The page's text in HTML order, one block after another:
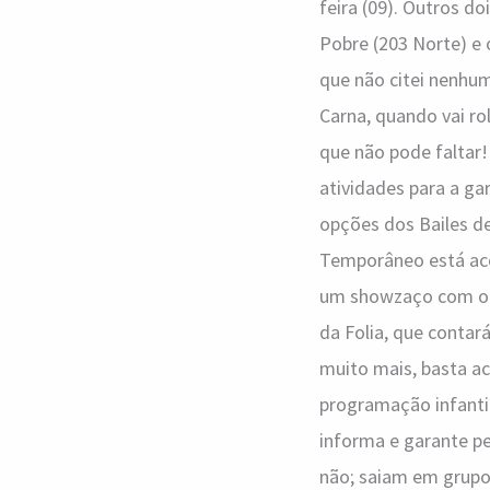
feira (09). Outros
Pobre (203 Norte)
que não citei
Carna, quando vai
que não pode
atividades para a
opções dos Bailes
Temporâneo está
um showzaço com
da Folia, que
muito mais, basta
programação
informa e garante
não; saiam em